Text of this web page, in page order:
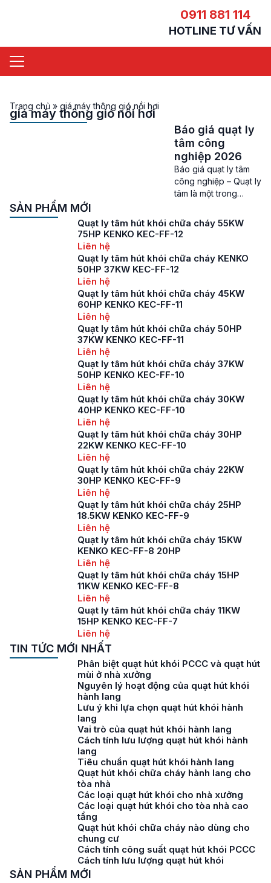
0911 881 114
HOTLINE TƯ VẤN
Trang chủ » giá máy thông gió nồi hơi
giá máy thông gió nồi hơi
Báo giá quạt ly
tâm công
nghiệp 2026
Báo giá quạt ly tâm
công nghiệp – Quạt ly
tâm là một trong
trọng trong hệ thống
thông gió và xử lý
nhà máy, xưởng sản
xuất, và các công
nhu cầu tìm kiếm mua
quạt ly tâm công
SẢN PHẨM MỚI
Quạt ly tâm hút khói chữa cháy 55KW
75HP KENKO KEC-FF-12
Liên hệ
Quạt ly tâm hút khói chữa cháy KENKO
50HP 37KW KEC-FF-12
Liên hệ
Quạt ly tâm hút khói chữa cháy 45KW
60HP KENKO KEC-FF-11
Liên hệ
Quạt ly tâm hút khói chữa cháy 50HP
37KW KENKO KEC-FF-11
Liên hệ
Quạt ly tâm hút khói chữa cháy 37KW
50HP KENKO KEC-FF-10
Liên hệ
Quạt ly tâm hút khói chữa cháy 30KW
40HP KENKO KEC-FF-10
Liên hệ
Quạt ly tâm hút khói chữa cháy 30HP
22KW KENKO KEC-FF-10
Liên hệ
Quạt ly tâm hút khói chữa cháy 22KW
30HP KENKO KEC-FF-9
Liên hệ
Quạt ly tâm hút khói chữa cháy 25HP
18.5KW KENKO KEC-FF-9
Liên hệ
Quạt ly tâm hút khói chữa cháy 15KW
KENKO KEC-FF-8 20HP
Liên hệ
Quạt ly tâm hút khói chữa cháy 15HP
11KW KENKO KEC-FF-8
Liên hệ
Quạt ly tâm hút khói chữa cháy 11KW
15HP KENKO KEC-FF-7
Liên hệ
TIN TỨC MỚI NHẤT
Phân biệt quạt hút khói PCCC và quạt hút
mùi ở nhà xưởng
Nguyên lý hoạt động của quạt hút khói
hành lang
Lưu ý khi lựa chọn quạt hút khói hành
lang
Vai trò của quạt hút khói hành lang
Cách tính lưu lượng quạt hút khói hành
lang
Tiêu chuẩn quạt hút khói hành lang
Quạt hút khói chữa cháy hành lang cho
tòa nhà
Các loại quạt hút khói cho nhà xưởng
Các loại quạt hút khói cho tòa nhà cao
tầng
Quạt hút khói chữa cháy nào dùng cho
chung cư
Cách tính công suất quạt hút khói PCCC
Cách tính lưu lượng quạt hút khói
SẢN PHẨM MỚI